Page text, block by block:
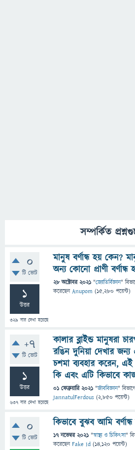
সম্পর্কিত
0
টি ভোট
1
উত্তর
329 বার দেখা হয়েছে
মানুষ বর্ণান্ধ হয় কেন?
অন্য কোনো প্রাণী বর্ণান্ধ
28 অক্টোবর 2021 "জ্যোতির্বিজ্ঞান"
করেছেনAnupom (15,280 পয়েন্ট)
+7
টি ভোট
1
উত্তর
637 বার দেখা হয়েছে
কালার ব্লাইন্ড মানুষরা
রঙিন দুনিয়া দেখার
চশমা ব্যবহার করেন, এই
কি এবং এটি কিভাবে
01 ফেব্রুয়ারি 2021 "জীববিজ্ঞান"
JannatulFerdous (2,850 পয়েন্ট)
0
টি ভোট
কিভাবে বুঝব আমি বর্ণান্ধ
17 নভেম্বর 2021 "স্বাস্থ্য ও চিকিৎসা"
করেছেনFake Id (14,120 পয়েন্ট)